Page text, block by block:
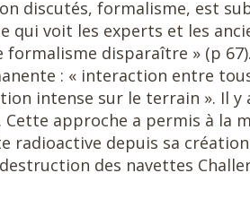
discutés, formalisme, est
qui voit les experts et les
formalisme disparaître » (p
: « interaction entre
intense sur le terrain ». Il y
approche a permis à la
radioactive depuis sa création
des navettes